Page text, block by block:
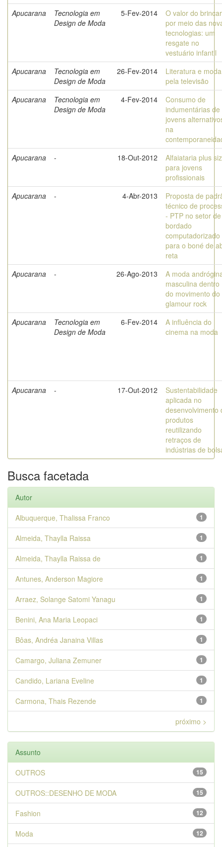
Apucarana
Tecnologia em
Design de Moda
5-Fev-2014
O valor do brincar
por meio das
tecnologias: um
resgate no
vestuário infantil
Apucarana
Tecnologia em
Design de Moda
26-Fev-2014
Literatura e moda
pela televisão
Apucarana
Tecnologia em
Design de Moda
4-Fev-2014
Consumo de
indumentárias de
jovens
na
Apucarana
- 18-Out-2012
Alfaiataria plus
para jovens
profissionais
Apucarana
- 4-Abr-2013
Proposta de
técnico de
- PTP no setor de
bordado
computadorizado
para o boné de
reta
Apucarana
- 26-Ago-2013
A moda
masculina dentro
do movimento do
glamour rock
Apucarana
Tecnologia em
Design de Moda
6-Fev-2014
A influência do
cinema na moda
Apucarana - 17-Out-2012
Sustentabilidade
aplicada no
desenvolvimento
produtos
reutilizando
retraços de
indústrias de
Busca facetada
Autor
1
Albuquerque, Thalissa Franco
1
Almeida, Thaylla Raissa
1
Almeida, Thaylla Raissa de
1
Antunes, Anderson Magiore
1
Arraez, Solange Satomi Yanagu
1
Benini, Ana Maria Leopaci
1
Bôas, Andréa Janaina Villas
1
Camargo, Juliana Zemuner
1
Candido, Lariana Eveline
1
Carmona, Thais Rezende
próximo >
Assunto
15
OUTROS
15
OUTROS::DESENHO DE MODA
12
Fashion
12
Moda